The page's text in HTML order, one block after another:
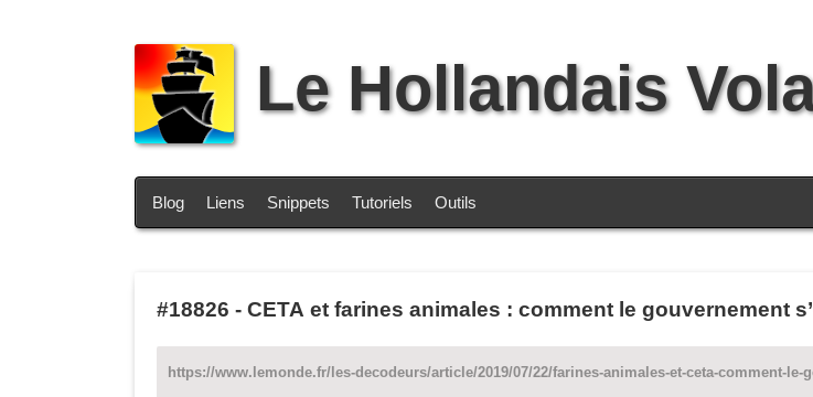
Le Hollandais
Blog Liens Snippets Tutoriels Outils
#18826 - CETA et farines animales : comment le gouvernement
https://www.lemonde.fr/les-decodeurs/article/2019/07/22/farines-animales-et-ceta-comment-le-